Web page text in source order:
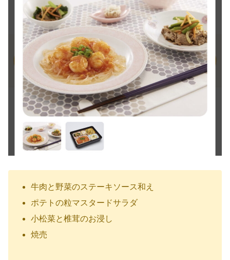
牛肉と野菜のステーキソース和え
ポテトの粒マスタードサラダ
小松菜と椎茸のお浸し
焼売